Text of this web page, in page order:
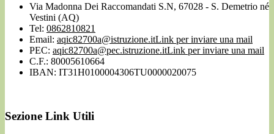
Via Madonna Dei Raccomandati S.N, 67028 - S. Demetrio né
Vestini (AQ)
Tel: 0862810821
Email: aqic82700a@istruzione.itLink per inviare una mail
PEC: aqic82700a@pec.istruzione.itLink per inviare una mail
C.F.: 80005610664
IBAN: IT31H0100004306TU0000020075
Sezione Link Utili